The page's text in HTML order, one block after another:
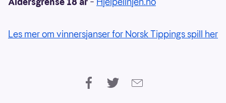
Les mer om vinnersjanser for Norsk Tippings spill her